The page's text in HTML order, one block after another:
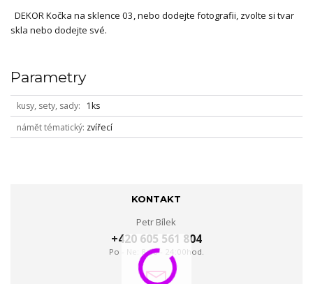
DEKOR Kočka na sklence 03, nebo dodejte fotografii, zvolte si tvar
skla nebo dodejte své.
Parametry
kusy, sety, sady
1ks
námět tématický zvířecí
KONTAKT
Petr Bílek
+420 605 561 804
Po - Ne: 8:00 - 24:00hod.